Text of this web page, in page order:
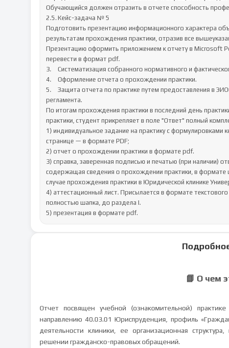
Обучающийся должен отразить в отчете способность
2.5.	Кейс-задача № 5
Подготовить презентацию информационного характера
результатам прохождения практики, отразив все
Презентацию оформить приложением к отчету в Microsoft
перевести в формат pdf.
3.	Систематизация собранного нормативного и фактического материала.
4.	Оформление отчета о прохождении практики.
5.	Защита отчета по практике путем предоставления в ЭИОС полного комплекта документов, оформленного исходя из
регламента.
По итогам прохождения практики в последний день
практики, студент прикрепляет в поле "Ответ" полный
1) индивидуальное задание на практику с формулировками
странице — в формате PDF;
2) отчет о прохождении практики в формате pdf.
3) справка, заверенная подписью и печатью (при наличии)
содержащая сведения о прохождении практики, в формате
случае прохождения практики в Юридической клинике
4) аттестационный лист. Присылается в формате
полностью шапка, до раздела I.
5) презентация в формате pdf.
📘 О чем
Отчет посвящен учебной (ознакомительной)
направлению 40.03.01 Юриспруденция, профиль
деятельности клиники, ее организационная
решении гражданско-правовых обращений.